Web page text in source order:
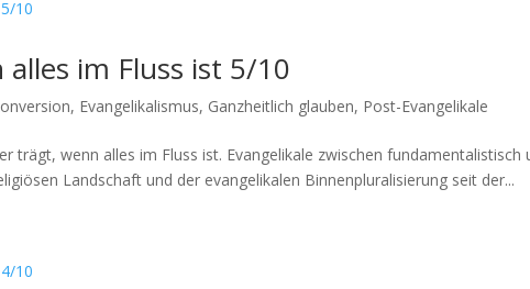
im Fluss ist 5/10
, Evangelikalismus, Ganzheitlich glauben, Post-Evangelikale
trägt, wenn alles im Fluss ist. Evan­ge­likale zwis­chen fun­da­men­tal­is­tisch
Land­schaft und der evan­ge­likalen Bin­nen­plu­ral­isierung seit der...